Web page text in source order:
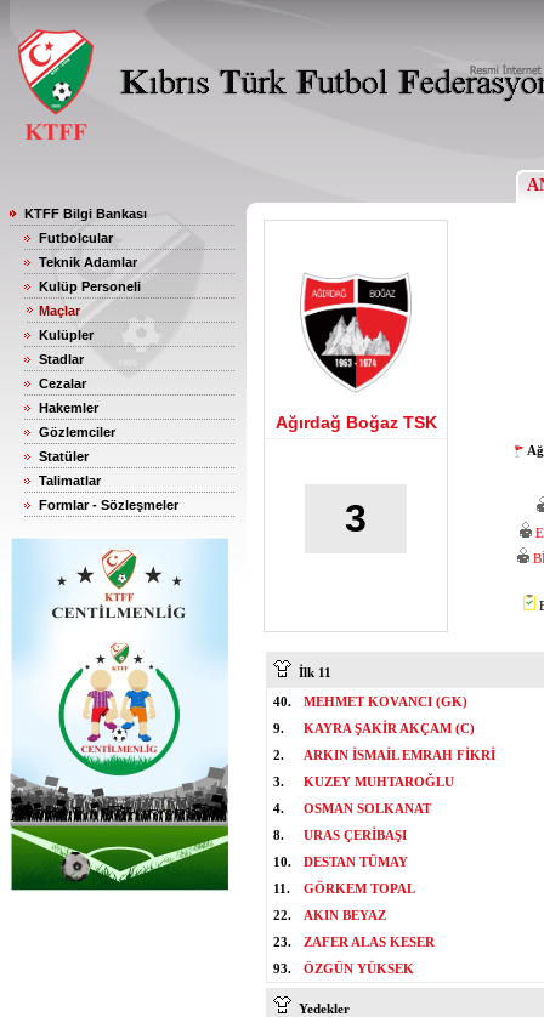
KTFF Bilgi Bankası
Futbolcular
Teknik Adamlar
Kulüp Personeli
Maçlar
Kulüpler
Stadlar
Cezalar
Hakemler
Gözlemciler
Statüler
Talimatlar
Formlar - Sözleşmeler
Ağırdağ Boğaz TSK
3
İlk 11
40.
MEHMET KOVANCI (GK)
9.
KAYRA ŞAKİR AKÇAM (C)
2.
ARKIN İSMAİL EMRAH FİKRİ
3.
KUZEY MUHTAROĞLU
4.
OSMAN SOLKANAT
8.
URAS ÇERİBAŞI
10.
DESTAN TÜMAY
11.
GÖRKEM TOPAL
22.
AKIN BEYAZ
23.
ZAFER ALAS KESER
93.
ÖZGÜN YÜKSEK
Yedekler